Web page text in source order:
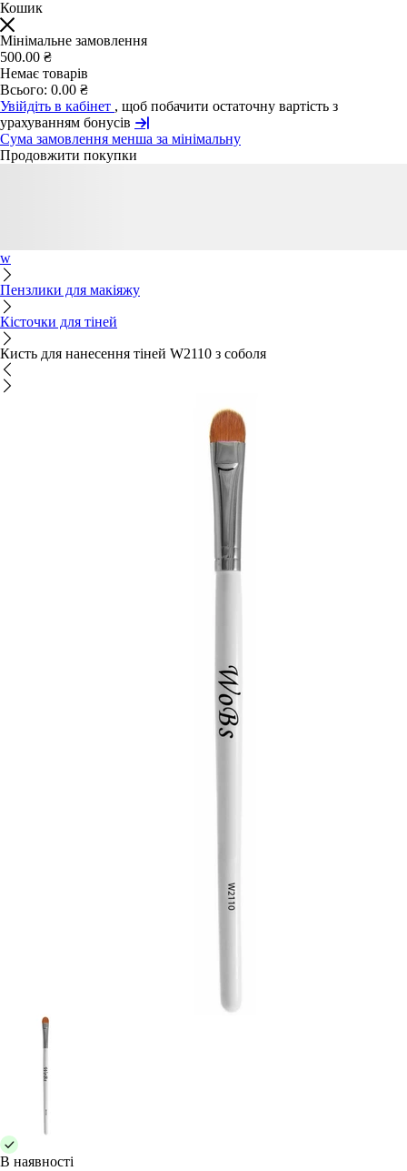
Кошик
Мінімальне замовлення
500.00 ₴
Немає товарів
Всього: 0.00 ₴
Увійдіть в кабінет , щоб побачити остаточну вартість з
урахуванням бонусів
Сума замовлення менша за мінімальну
Продовжити покупки
w
Пензлики для макіяжу
Кісточки для тіней
Кисть для нанесення тіней W2110 з соболя
В наявності